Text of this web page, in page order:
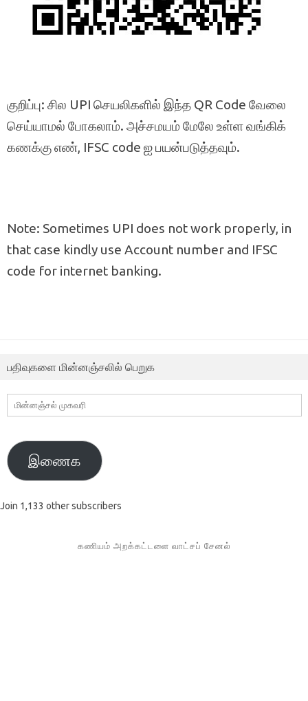
குறிப்பு: சில UPI செயலிகளில் இந்த QR Code வேலை
செய்யாமல் போகலாம். அச்சமயம் மேலே உள்ள வங்கிக்
கணக்கு எண், IFSC code ஐ பயன்படுத்தவும்.
Note: Sometimes UPI does not work properly, in
that case kindly use Account number and IFSC
code for internet banking.
பதிவுகளை மின்னஞ்சலில் பெறுக
மின்னஞ்சல்
முகவரி
இணைக
Join 1,133 other subscribers
கணியம் அறக்கட்டளை வாட்சப் சேனல்